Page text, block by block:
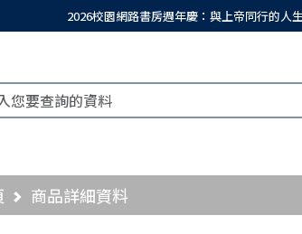
2026校園網路書房週年慶：與上帝同行的人
商品詳細資料